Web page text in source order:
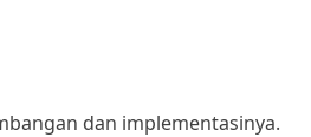
dan implementasinya.